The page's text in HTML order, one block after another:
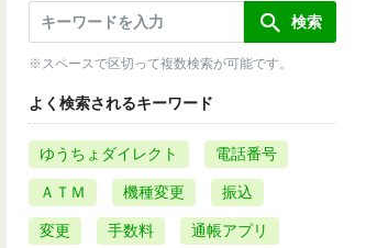
※スペースで区切って複数検索が可能です。
よく検索されるキーワード
ゆうちょダイレクト 電話番号
ＡＴＭ 機種変更 振込
変更 手数料 通帳アプリ